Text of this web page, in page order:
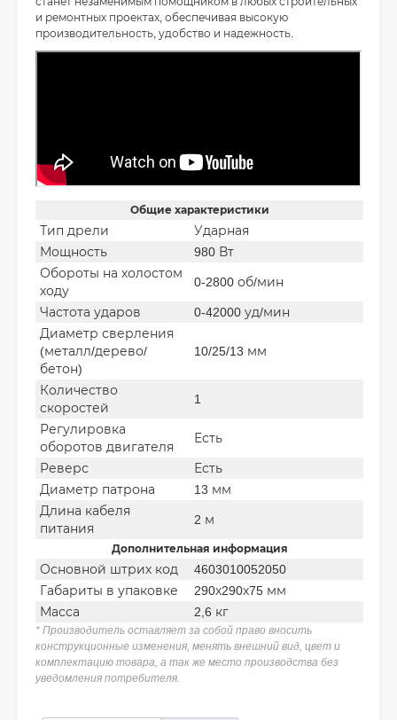
и ремонтных проектах, обеспечивая высокую
производительность, удобство и надежность.
Общие характеристики
Тип дрели
Ударная
Мощность
980 Вт
Обороты на холостом
ходу
0-2800 об/мин
Частота ударов
0-42000 уд/мин
Диаметр сверления
(металл/дерево/
бетон)
10/25/13 мм
Количество
скоростей
1
Регулировка
оборотов двигателя
Есть
Реверс
Есть
Диаметр патрона
13 мм
Длина кабеля
питания
2 м
Дополнительная информация
Основной штрих код
4603010052050
Габариты в упаковке
290х290х75 мм
Масса
2,6 кг
* Производитель оставляет за собой право вносить
конструкционные изменения, менять внешний вид, цвет и
комплектацию товара, а так же место производства без
уведомления потребителя.